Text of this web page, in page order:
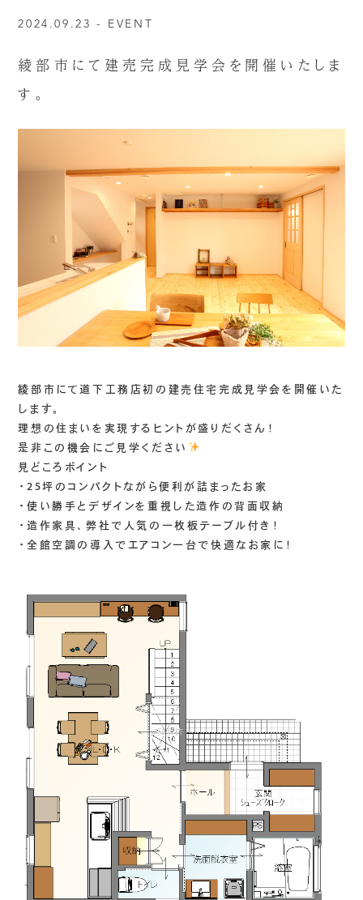
2024.09.23 - EVENT
綾部市にて建売完成見学会を開催いたしま
す。
綾部市にて道下工務店初の建売住宅完成見学会を開催いた
します。
理想の住まいを実現するヒントが盛りだくさん！
是非この機会にご見学ください
見どころポイント
・25坪のコンパクトながら便利が詰まったお家
・使い勝手とデザインを重視した造作の背面収納
・造作家具、弊社で人気の一枚板テーブル付き！
・全館空調の導入でエアコン一台で快適なお家に！